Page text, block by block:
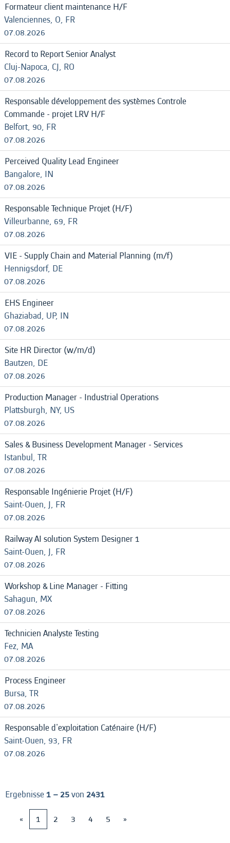
Formateur client maintenance H/F
Valenciennes, O, FR
07.08.2026
Record to Report Senior Analyst
Cluj-Napoca, CJ, RO
07.08.2026
Responsable développement des systèmes Controle
Commande - projet LRV H/F
Belfort, 90, FR
07.08.2026
Perceived Quality Lead Engineer
Bangalore, IN
07.08.2026
Responsable Technique Projet (H/F)
Villeurbanne, 69, FR
07.08.2026
VIE - Supply Chain and Material Planning (m/f)
Hennigsdorf, DE
07.08.2026
EHS Engineer
Ghaziabad, UP, IN
07.08.2026
Site HR Director (w/m/d)
Bautzen, DE
07.08.2026
Production Manager - Industrial Operations
Plattsburgh, NY, US
07.08.2026
Sales & Business Development Manager - Services
Istanbul, TR
07.08.2026
Responsable Ingénierie Projet (H/F)
Saint-Ouen, J, FR
07.08.2026
Railway AI solution System Designer 1
Saint-Ouen, J, FR
07.08.2026
Workshop & Line Manager - Fitting
Sahagun, MX
07.08.2026
Technicien Analyste Testing
Fez, MA
07.08.2026
Process Engineer
Bursa, TR
07.08.2026
Responsable d'exploitation Caténaire (H/F)
Saint-Ouen, 93, FR
07.08.2026
Ergebnisse1 – 25von 2431
«
1 2 3 4 5 »